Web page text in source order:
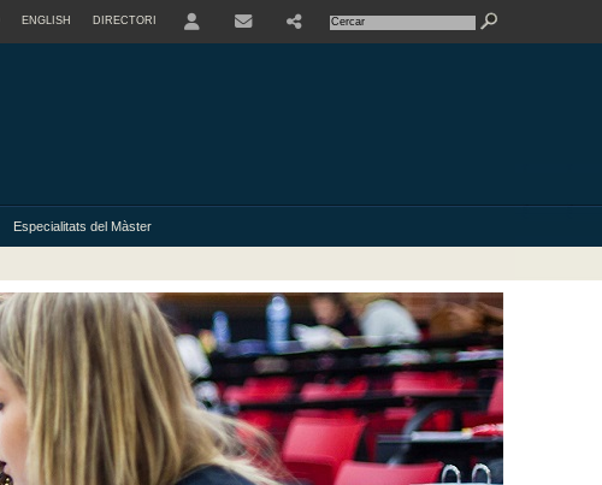
ENGLISH DIRECTORI
Especialitats del Màster